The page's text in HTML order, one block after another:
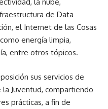
la nube,
de Data
el Internet de las Cosas
energía limpia,
entre otros tópicos.
sus servicios de
Juventud, compartiendo
prácticas, a fin de